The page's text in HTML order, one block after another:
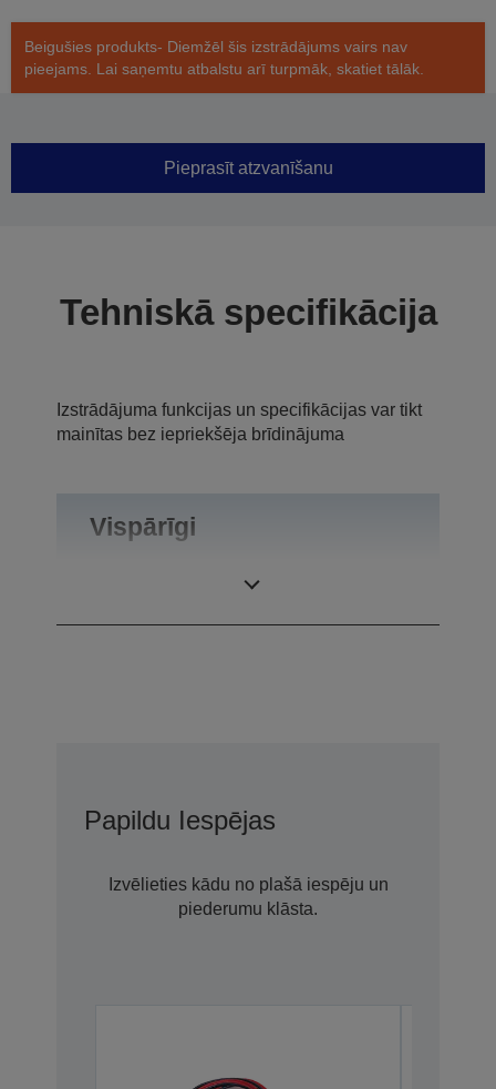
Beigušies produkts- Diemžēl šis izstrādājums vairs nav
pieejams. Lai saņemtu atbalstu arī turpmāk, skatiet tālāk.
Pieprasīt atzvanīšanu
Tehniskā specifikācija
Izstrādājuma funkcijas un specifikācijas var tikt
mainītas bez iepriekšēja brīdinājuma
Vispārīgi
Papildu Iespējas
Izvēlieties kādu no plašā iespēju un
piederumu klāsta.